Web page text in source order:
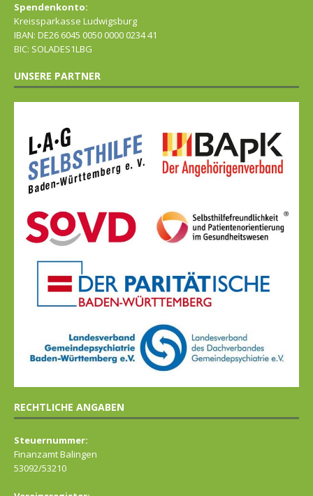
Spendenkonto:
Kreissparkasse Ludwigsburg
IBAN: DE26 6045 0050 0000 0234 41
BIC: SOLADES1LBG
UNSERE PARTNER
RECHTLICHE ANGABEN
Steuernummer:
Finanzamt Balingen
53092/53210